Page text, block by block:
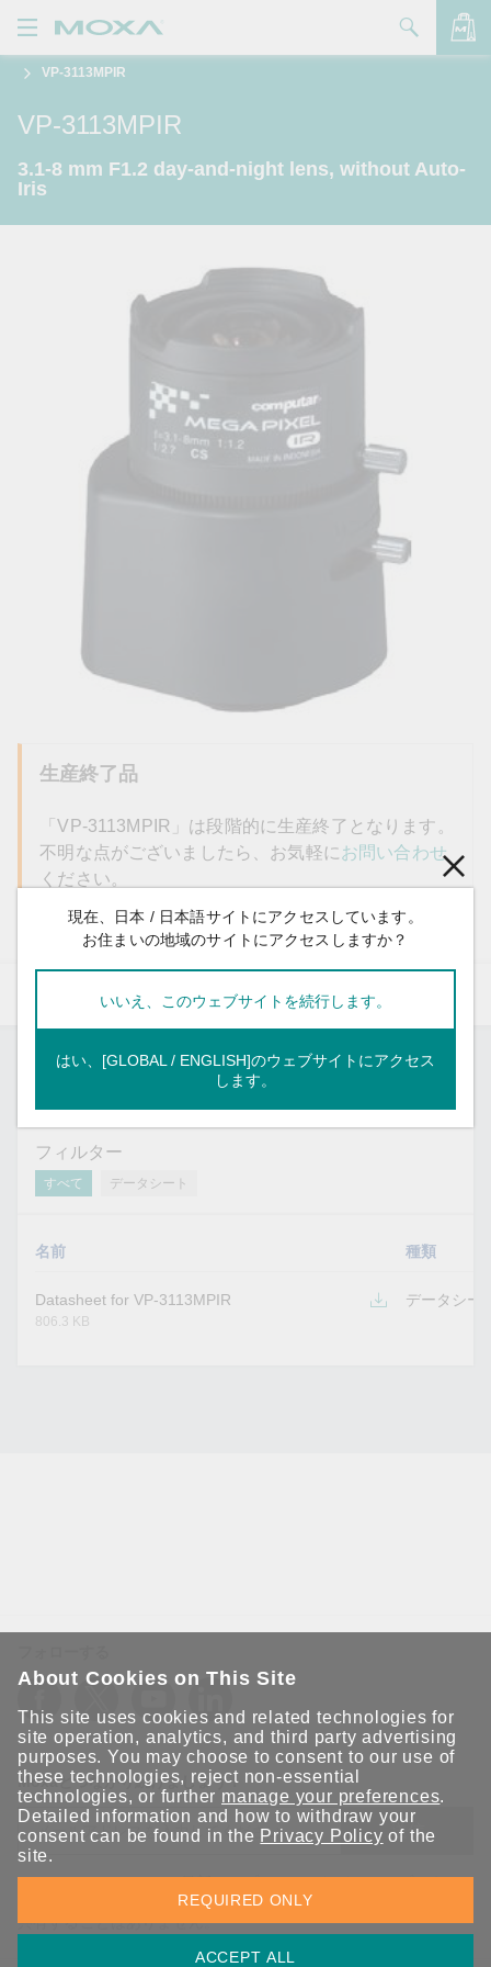
品
リューション
ポート
入方法
VP-3113MPIR
VP-3113MPIR
3.1-8 mm F1.2 day-and-night lens, without Auto-
Iris
生産終了品
「VP-3113MPIR」は段階的に生産終了となります。
不明な点がございましたら、お気軽に お問い合わせ
ください。
サポートドキュメント
フィルター
すべて データシート
名前 種類
Datasheet for VP-3113MPIR
806.3 KB
データシー
Moxaとつながり続けましょう！
送信
Moxaソリューションの最新アップデートにサインアップしま
す。 Moxaではプライバシーを尊重しており、メールを他の人と
共有することはありません。
バッグを見る
現在、日本 / 日本語サイトにアクセスしています。
お住まいの地域のサイトにアクセスしますか？
いいえ、このウェブサイトを続行します。
はい、[GLOBAL / ENGLISH]のウェブサイトにアクセス
します。
About Cookies on This Site
This site uses cookies and related technologies for
site operation, analytics, and third party advertising
purposes. You may choose to consent to our use of
these technologies, reject non-essential
technologies, or further manage your preferences.
Detailed information and how to withdraw your
consent can be found in the Privacy Policy of the
site.
ACCEPT ALL
REQUIRED ONLY